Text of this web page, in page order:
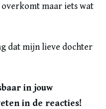
maar iets wat
dat mijn lieve dochter
in jouw
in de reacties!